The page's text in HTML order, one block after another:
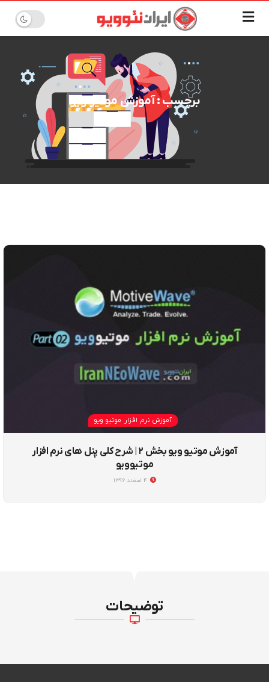
برچسب : آموزش موتیو ویو
آموزش نرم افزار موتیو ویو
آموزش موتیو ویو بخش ۲ | شرح کلی پنل های نرم افزار
موتیوویو
۴ اسفند ۱۳۹۶
توضیحات